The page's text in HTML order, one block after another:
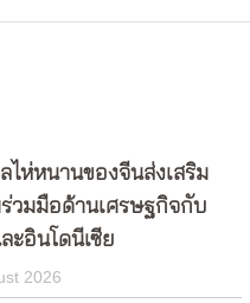
ห่หนานของจีนส่งเสริม
วมมือด้านเศรษฐกิจกับ
ะอินโดนีเซีย
2026